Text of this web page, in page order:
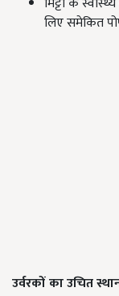
लिए समेकित
उर्वरकों का उचित